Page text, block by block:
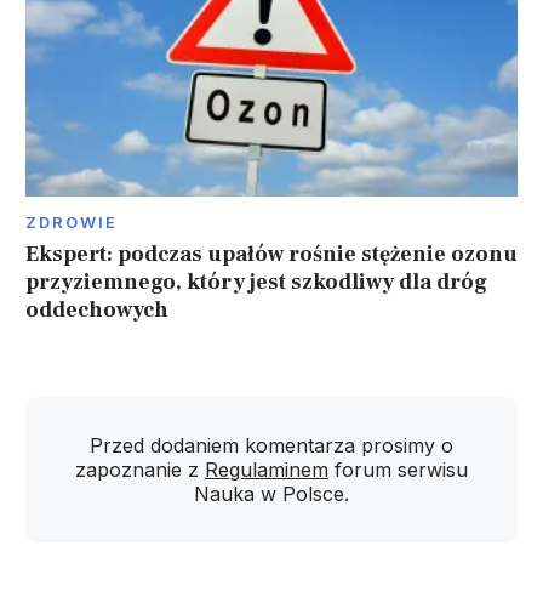
ZDROWIE
Ekspert: podczas upałów rośnie stężenie ozonu
przyziemnego, który jest szkodliwy dla dróg
oddechowych
Przed dodaniem komentarza prosimy o
zapoznanie z Regulaminem forum serwisu
Nauka w Polsce.